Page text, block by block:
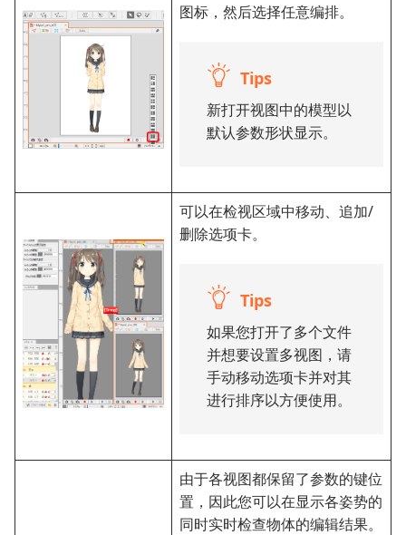
图标，然后选择任意编排。
Tips
新打开视图中的模型以
默认参数形状显示。
可以在检视区域中移动、追加/
删除选项卡。
Tips
如果您打开了多个文件
并想要设置多视图，请
手动移动选项卡并对其
进行排序以方便使用。
由于各视图都保留了参数的键位
置，因此您可以在显示各姿势的
同时实时检查物体的编辑结果。